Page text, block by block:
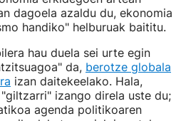
dagoela azaldu du, ekonomia
handiko" helburuak baititu.
hau duela sei urte egin
da, berotze globala
izan daitekeelako. Hala,
izango direla uste du;
agenda politikoaren